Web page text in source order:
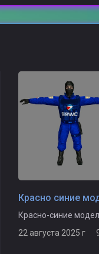
Красно синие
Красно-синие
22 августа 2025 г